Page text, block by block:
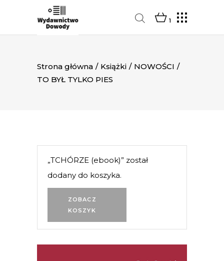
1
Strona główna / Książki / NOWOŚCI /
TO BYŁ TYLKO PIES
ZOBACZ
KOSZYK
„TCHÓRZE (ebook)” został
dodany do koszyka.